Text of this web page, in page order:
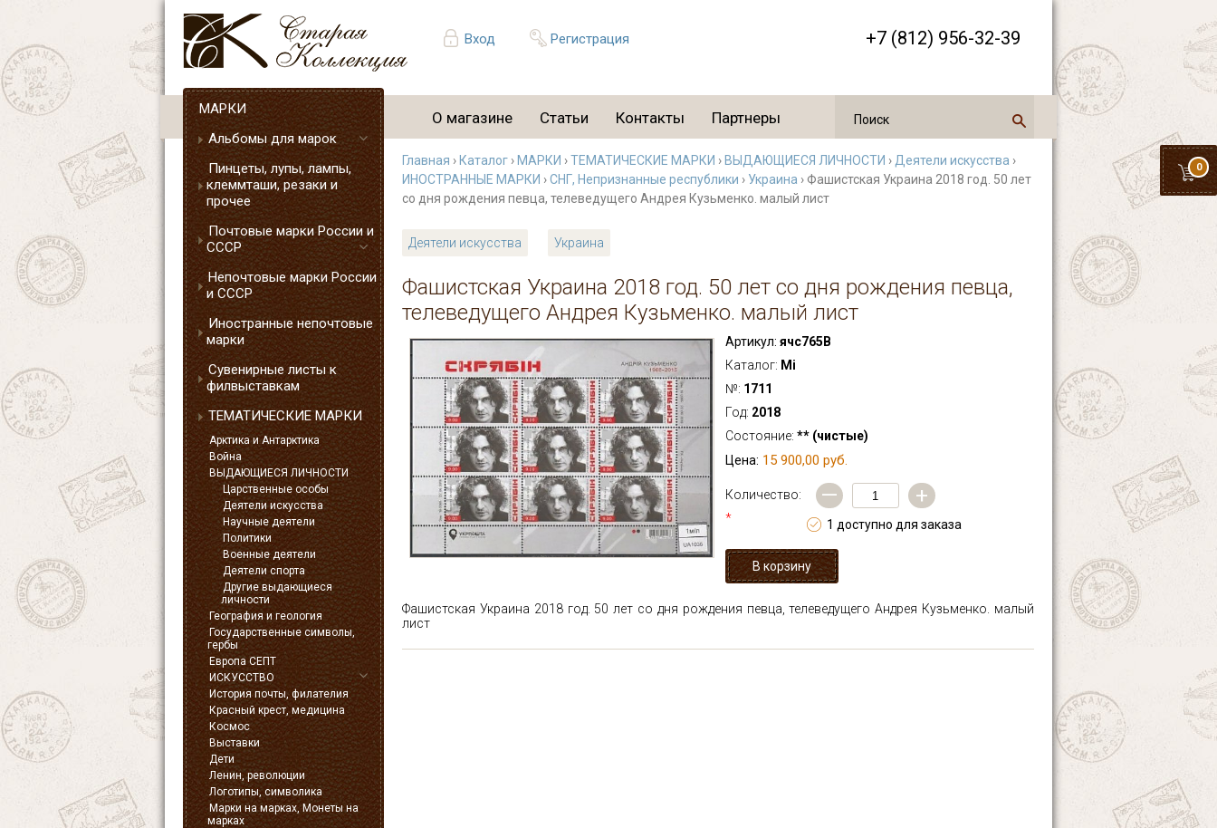
Вход Регистрация +7 (812) 956-32-39
0
О магазине Статьи Контакты Партнеры
МАРКИ
Альбомы для марок
Пинцеты, лупы, лампы,
клеммташи, резаки и
прочее
Почтовые марки России и
СССР
Непочтовые марки России
и СССР
Иностранные непочтовые
марки
Сувенирные листы к
филвыставкам
ТЕМАТИЧЕСКИЕ МАРКИ
Арктика и Антарктика
Война
ВЫДАЮЩИЕСЯ ЛИЧНОСТИ
Царственные особы
Деятели искусства
Научные деятели
Политики
Военные деятели
Деятели спорта
Другие выдающиеся
личности
География и геология
Государственные символы,
гербы
Европа СЕПТ
ИСКУССТВО
История почты, филателия
Красный крест, медицина
Космос
Выставки
Дети
Ленин, революции
Логотипы, символика
Марки на марках, Монеты на
марках
Главная › Каталог › МАРКИ ›ТЕМАТИЧЕСКИЕ МАРКИ › ВЫДАЮЩИЕСЯ ЛИЧНОСТИ › Деятели искусства ›
ИНОСТРАННЫЕ МАРКИ ›СНГ, Непризнанные республики › Украина › Фашистская Украина 2018 год. 50 лет
со дня рождения певца, телеведущего Андрея Кузьменко. малый лист
Деятели искусства Украина
Фашистская Украина 2018 год. 50 лет со дня рождения певца,
телеведущего Андрея Кузьменко. малый лист
Артикул: ячс765В
Каталог: Mi
№: 1711
Год: 2018
Состояние: ** (чистые)
Цена: 15 900,00 руб.
Количество:
*
— +
1 доступно для заказа
Фашистская Украина 2018 год. 50 лет со дня рождения певца, телеведущего Андрея Кузьменко. малый
лист